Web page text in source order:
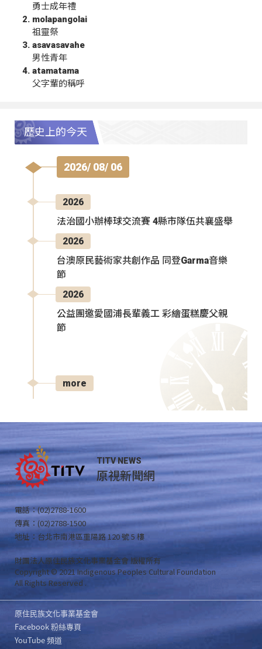
勇士成年禮
molapangolai
祖靈祭
asavasavahe
男性青年
atamatama
父字輩的稱呼
歷史上的今天
2026/ 08/ 06
2026
法治國小辦棒球交流賽 4縣市隊伍共襄盛舉
2026
台澳原民藝術家共創作品 同登Garma音樂
節
2026
公益團邀愛國浦長輩義工 彩繪蛋糕慶父親
節
more
TITV NEWS
原視新聞網
電話：(02)2788-1600
傳真：(02)2788-1500
地址：台北市南港區重陽路 120 號 5 樓
財團法人原住民族文化事業基金會 版權所有
Copyright © 2021 Indigenous Peoples Cultural Foundation
All Rights Reserved .
原住民族文化事業基金會
Facebook 粉絲專頁
YouTube 頻道